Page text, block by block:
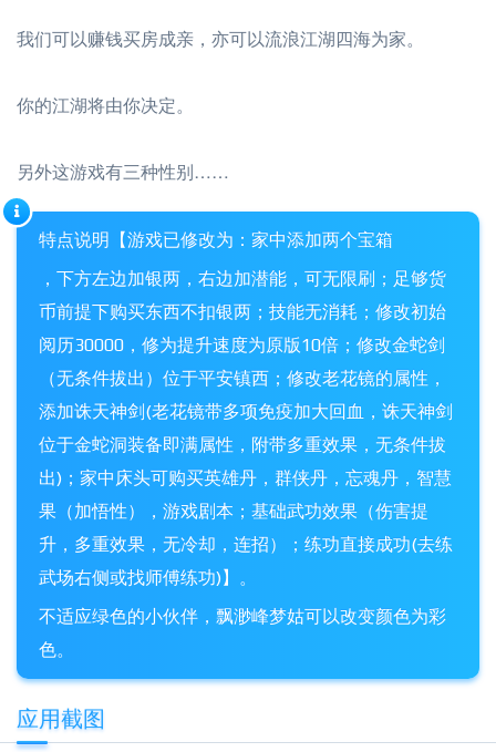
我们可以赚钱买房成亲，亦可以流浪江湖四海为家。
你的江湖将由你决定。
另外这游戏有三种性别……
特点说明【游戏已修改为：家中添加两个宝箱
，下方左边加银两，右边加潜能，可无限刷；足够货
币前提下购买东西不扣银两；技能无消耗；修改初始
阅历30000，修为提升速度为原版10倍；修改金蛇剑
（无条件拔出）位于平安镇西；修改老花镜的属性，
添加诛天神剑(老花镜带多项免疫加大回血，诛天神剑
位于金蛇洞装备即满属性，附带多重效果，无条件拔
出)；家中床头可购买英雄丹，群侠丹，忘魂丹，智慧
果（加悟性），游戏剧本；基础武功效果（伤害提
升，多重效果，无冷却，连招）；练功直接成功(去练
武场右侧或找师傅练功)】。
不适应绿色的小伙伴，飘渺峰梦姑可以改变颜色为彩
色。
应用截图